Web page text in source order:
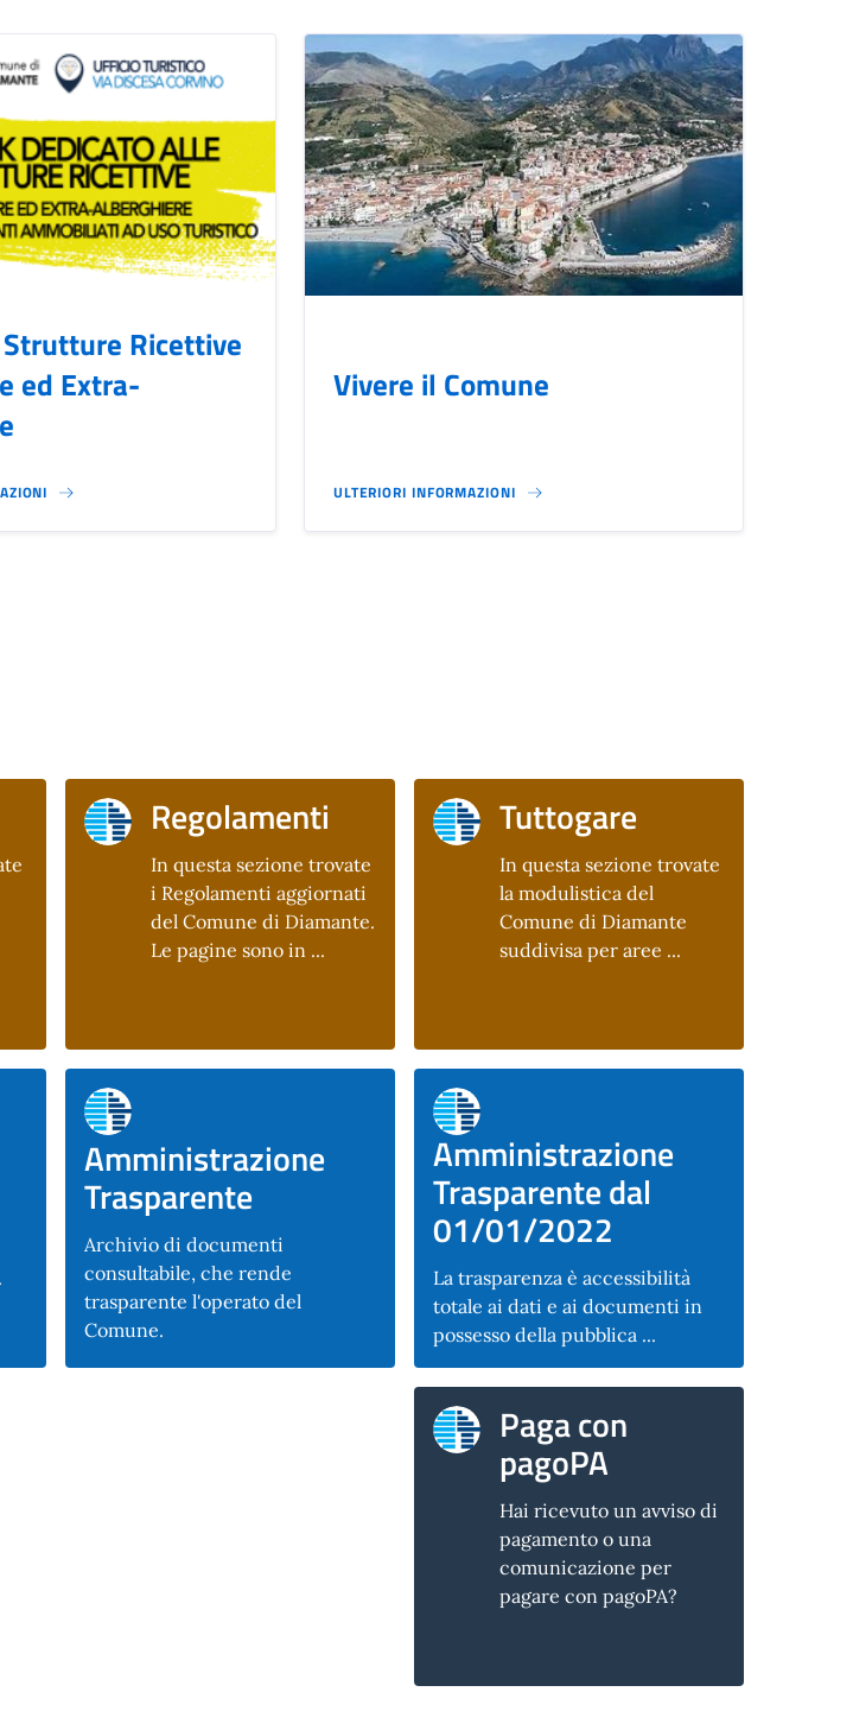
Ricettive
ed Extra-
Vivere il Comune
ULTERIORI INFORMAZIONI
Regolamenti
In questa sezione trovate
i Regolamenti aggiornati
del Comune di Diamante.
Le pagine sono in ...
Tuttogare
In questa sezione trovate
la modulistica del
Comune di Diamante
suddivisa per aree ...
Amministrazione
Trasparente
Archivio di documenti
consultabile, che rende
trasparente l'operato del
Comune.
Amministrazione
Trasparente dal
01/01/2022
La trasparenza è accessibilità
totale ai dati e ai documenti in
possesso della pubblica ...
Paga con
pagoPA
Hai ricevuto un avviso di
pagamento o una
comunicazione per
pagare con pagoPA?